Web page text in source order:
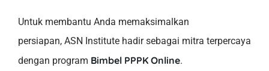
Untuk membantu Anda memaksimalkan
persiapan, ASN Institute hadir sebagai mitra terpercaya
dengan program Bimbel PPPK Online.